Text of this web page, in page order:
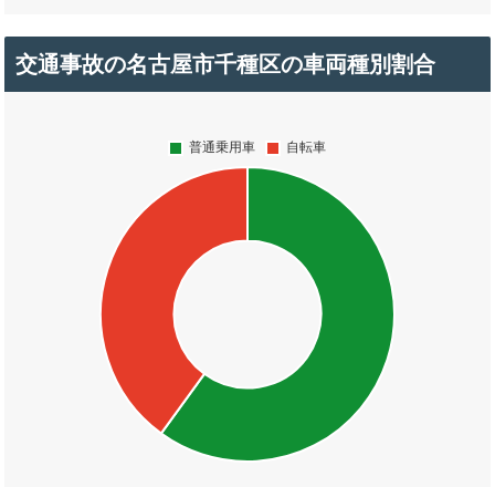
交通事故の名古屋市千種区の車両種別割合